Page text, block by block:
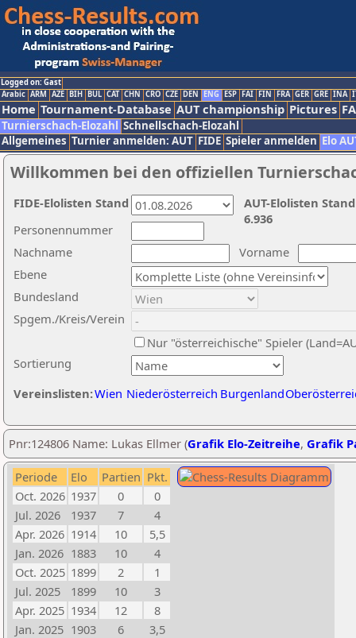
Logged on: Gast
Arabic ARM AZE BIH BUL CAT CHN CRO CZE DEN ENG ESP FAI FIN FRA GER GRE INA
Home Tournament-Database AUT championship Pictures
Turnierschach-Elozahl Schnellschach-Elozahl
Allgemeines Turnier anmelden: AUT FIDE Spieler anmelden Elo
Willkommen bei den offiziellen
Nachname
Vorname
Ebene
Sortierung
Personennummer
Bundesland
Spgem./Kreis/Verein
Nur "österreichische" Spieler
Vereinslisten:Wien Niederösterreich Burgenland
AUT-Elolisten
6.936
FIDE-Elolisten Stand
Pnr:124806 Name: Lukas Ellmer (Grafik Elo-Zeitreihe, Grafik
Periode Elo Partien Pkt.
Oct. 2026 1937 0
0
Jul. 2026
1937 7
4
Apr. 2026 1914 10
5,5
Jan. 2026 1883 10
4
Oct. 2025 1899 2
1
Jul. 2025
1899 10
3
Apr. 2025 1934 12
8
Jan. 2025 1903 6
3,5